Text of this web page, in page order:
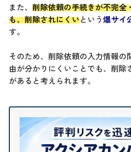
また、 削除依頼の手続きが不完全
も、削除されにくいという爆サイ
す。
そのため、削除依頼の入力情報の
由が分かりにくいことでも、削除
があると考えられます。